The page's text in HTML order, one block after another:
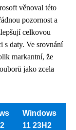
věnoval této
pozornost a
celkovou
s daty. Ve srovnání
markantní, že
jako zcela
Windows
11 23H2